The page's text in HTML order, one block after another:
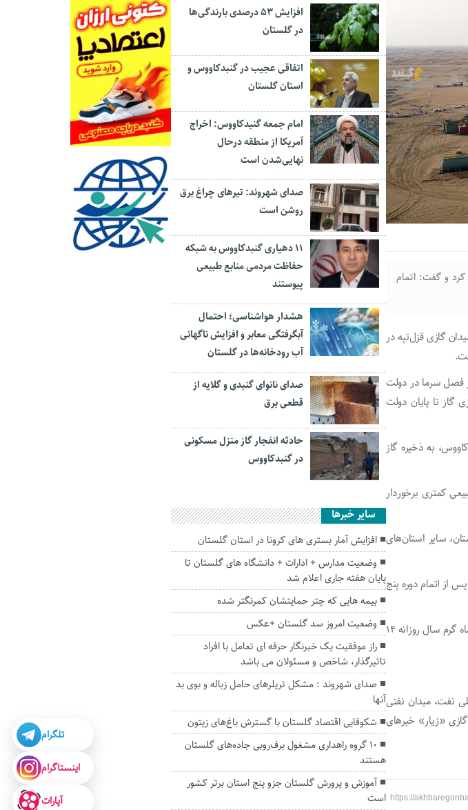
کرد و گفت: اتمام
گازی قزل‌تپه در
فصل سرما در دولت
گاز تا پایان دولت
به ذخیره گاز
کمتری برخوردار
سایر استان‌های
که پس از اتمام دوره پنج
همچنین در این مرحله ظرفیتی در حدود ۳,۵ میلیارد متر مکعب در مخزن ایجاد می‌شود تا در هشت ماه گرم سال روزانه ۱۴
نفت، میدان نفتی
«زیار» خبرهای
https://
افزایش ۵۳ درصدی بارندگی‌ها
در گلستان
اتفاقی عجیب در‌ گنبدکاووس و
استان گلستان
امام جمعه گنبدکاووس: اخراج
آمریکا از منطقه درحال
نهایی‌شدن است
صدای شهروند: تیرهای چراغ برق
روشن است
۱۱ دهیاری گنبدکاووس به شبکه
حفاظت مردمی منابع طبیعی
پیوستند
هشدار هواشناسی؛ احتمال
آبگرفتگی معابر و افزایش ناگهانی
آب رودخانه‌ها در گلستان
صدای نانوای گنبدی و گلایه از
قطعی برق
حادثه انفجار گاز منزل مسکونی
در گنبدکاووس
سایر خبرها
افزایش آمار بستری های کرونا در استان گلستان
وضعیت مدارس + ادارات + دانشگاه های گلستان تا
پایان هفته جاری اعلام شد
بیمه هایی که چتر حمایتشان کمرنگتر شده
وضعیت امروز سد گلستان +عکس
راز موفقیت یک خبرنگار حرفه ای تعامل با افراد
تاثیرگذار، شاخص و مسئولان می باشد
صدای شهروند : مشکل تریلرهای حامل زباله و بوی بد
آنها
شکوفایی اقتصاد گلستان با گسترش باغ‌های زیتون
۱۰ گروه راهداری مشغول برف‌روبی جاده‌های گلستان
هستند
آموزش و پرورش گلستان جزو پنج استان برتر کشور
است
تلگرام
اینستاگرام
آپارات